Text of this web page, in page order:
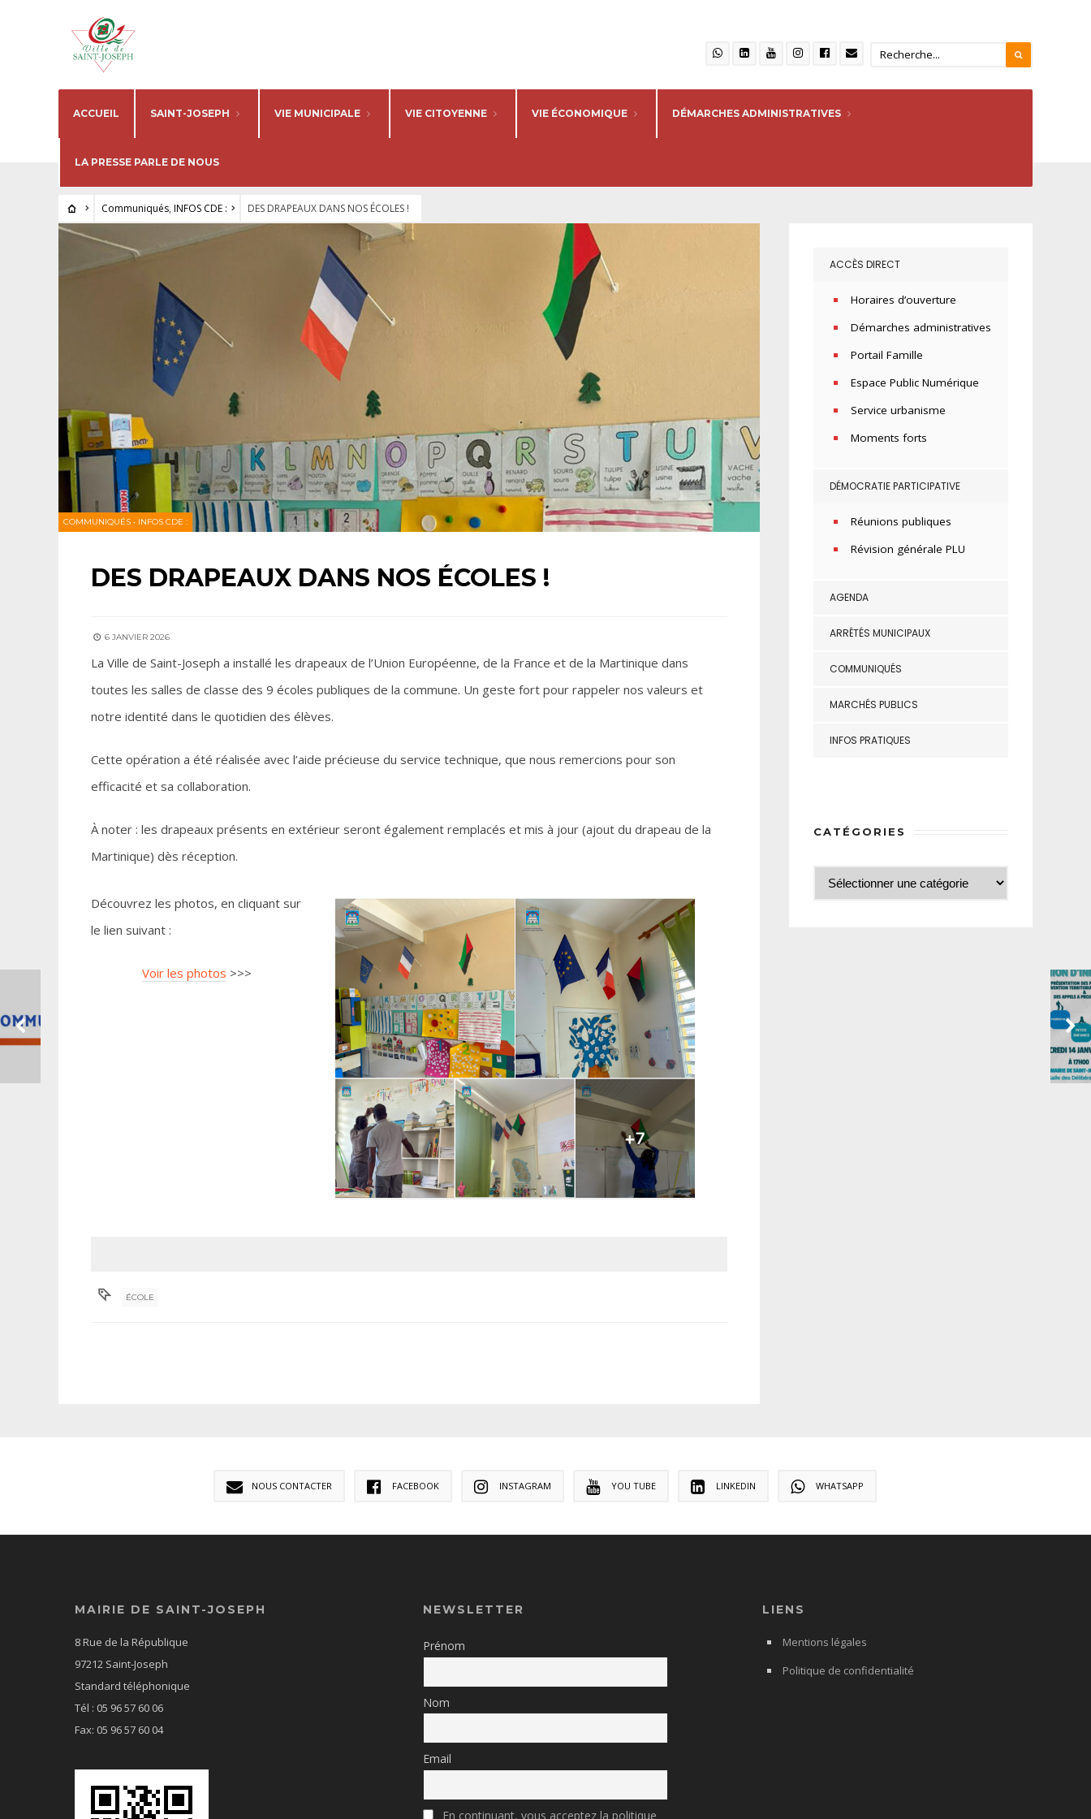
ACCUEIL SAINT-JOSEPH VIE MUNICIPALE VIE CITOYENNE VIE ÉCONOMIQUE DÉMARCHES ADMINISTRATIVES
LA PRESSE PARLE DE NOUS
Communiqués, INFOS CDE : DES DRAPEAUX DANS NOS ÉCOLES !
COMMUNIQUÉS • INFOS CDE :
DES DRAPEAUX DANS NOS ÉCOLES !
6 JANVIER 2026
La Ville de Saint-Joseph a installé les drapeaux de l’Union Européenne, de la France et de la Martinique dans
toutes les salles de classe des 9 écoles publiques de la commune. Un geste fort pour rappeler nos valeurs et
notre identité dans le quotidien des élèves.
Cette opération a été réalisée avec l’aide précieuse du service technique, que nous remercions pour son
efficacité et sa collaboration.
À noter : les drapeaux présents en extérieur seront également remplacés et mis à jour (ajout du drapeau de la
Martinique) dès réception.
Découvrez les photos, en cliquant sur
le lien suivant :
Voir les photos >>>
ÉCOLE
ACCÈS DIRECT
Horaires d’ouverture
Démarches administratives
Portail Famille
Espace Public Numérique
Service urbanisme
Moments forts
DÉMOCRATIE PARTICIPATIVE
Réunions publiques
Révision générale PLU
AGENDA
ARRÊTÉS MUNICIPAUX
COMMUNIQUÉS
MARCHÉS PUBLICS
INFOS PRATIQUES
CATÉGORIES
NOUS CONTACTER FACEBOOK INSTAGRAM YOU TUBE LINKEDIN WHATSAPP
MAIRIE DE SAINT-JOSEPH
8 Rue de la République
97212 Saint-Joseph
Standard téléphonique
Tél : 05 96 57 60 06
Fax: 05 96 57 60 04
NEWSLETTER
Prénom
Nom
Email
En continuant, vous acceptez la politique
LIENS
Mentions légales
Politique de confidentialité